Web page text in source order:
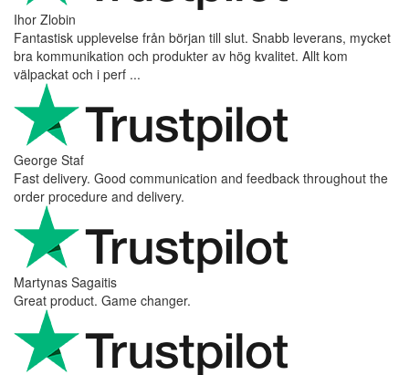
Ihor Zlobin
Fantastisk upplevelse från början till slut. Snabb leverans, mycket
bra kommunikation och produkter av hög kvalitet. Allt kom
välpackat och i perf ...
George Staf
Fast delivery. Good communication and feedback throughout the
order procedure and delivery.
Martynas Sagaitis
Great product. Game changer.